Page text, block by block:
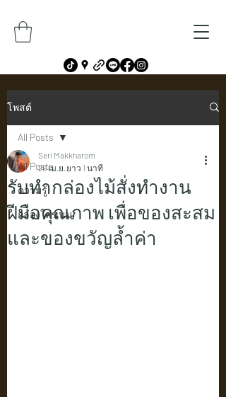
โพสต์
All Posts
ความรู้
กล่องใส่ขนม
All Posts
รับทำกล่องไม้สั่งทำงาน
ฝีมือคุณภาพ เพื่อของสะสม
และของขวัญล้ำค่า
Seri Makkharom
26 เม.ย. ยาว 1 นาที